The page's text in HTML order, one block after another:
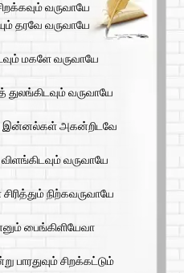
வருவாயே
தரவே வருவாயே
மகளே வருவாயே
வருவாயே
இன்னல்கள் அகன்றிடவே
வருவாயே
நிற்கவருவாயே
பைங்கிளியேவா
பாரதுவும் சிறக்கட்டும்